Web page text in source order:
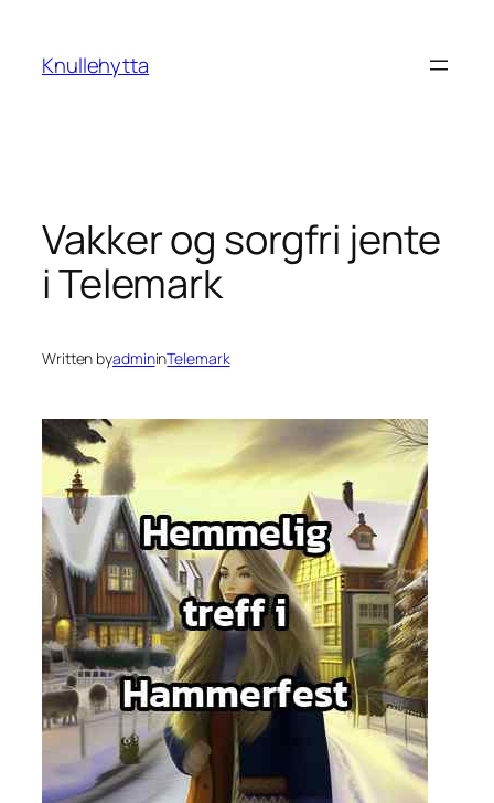
content
Knullehytta
Vakker og sorgfri jente
i Telemark
Written byadmininTelemark